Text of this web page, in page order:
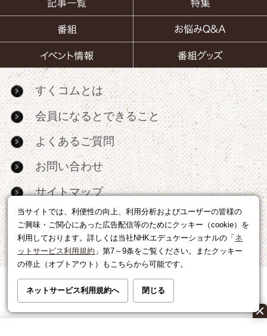
当サイトでは、利便性の向上、利用分析およびユーザーの皆様の
ご興味・ご関心にあった広告配信等のためにクッキー（cookie）を
利用しております。詳しくは当社NHKエデュケーショナルの「 ネ
ットサービス利用規約 」第7～9条をご覧ください。またクッキー
の停止（オプトアウト）もこちらから可能です。
ネットサービス利用規約へ 閉じる
すくコムとは
会員になるとできること
よくあるご質問
お問い合わせ
サイトマップ
RSS
広告出稿・パートナーシップについて
利用規約|個人情報の取り扱いについて
運営会社|広告に関するお問い合わせ